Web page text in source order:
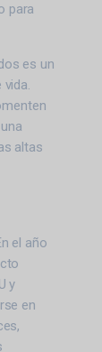
para
es un
altas
el año
y
en